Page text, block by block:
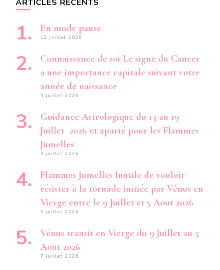
ARTICLES RÉCENTS
En mode pause
12 juillet 2026
Connaissance de soi Le signe du Cancer
a une importance capitale suivant votre
année de naissance
9 juillet 2026
Guidance Astrologique du 13 au 19
Juillet 2026 et aparté pour les Flammes
Jumelles
9 juillet 2026
Flammes Jumelles Inutile de vouloir
résister à la tornade initiée par Vénus en
Vierge entre le 9 Juillet et 5 Aout 2026
8 juillet 2026
Vénus transit en Vierge du 9 Juillet au 5
Aout 2026
7 juillet 2026